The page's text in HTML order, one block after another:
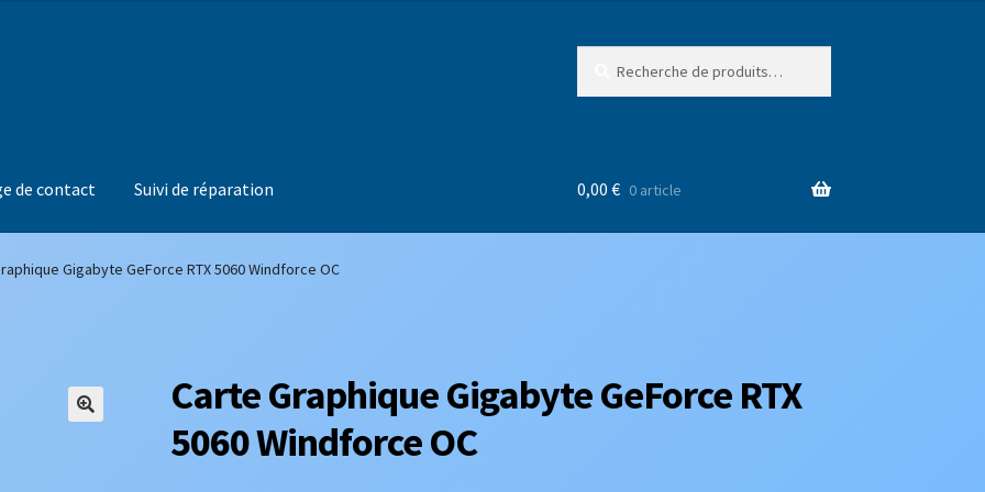
de contact Suivi de réparation 0,00 € 0 article
Gigabyte GeForce RTX 5060 Windforce OC
Carte Graphique Gigabyte GeForce RTX
5060 Windforce OC